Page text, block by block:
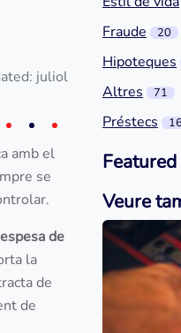
juliol
amb el
se
de
la
de
de
Fraude
20
Hipoteques
Altres
71
Préstecs
Veure